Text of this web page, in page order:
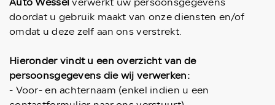
doordat u gebruik maakt van onze diensten en/of
omdat u deze zelf aan ons verstrekt.
Hieronder vindt u een overzicht van de
persoonsgegevens die wij verwerken:
- Voor- en achternaam (enkel indien u een